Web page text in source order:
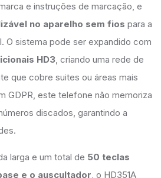
e instruções de marcação, e
no aparelho sem fios para a
O sistema pode ser expandido com
HD3, criando uma rede de
que cobre suites ou áreas mais
GDPR, este telefone não memoriza
discados, garantindo a
larga e um total de 50 teclas
e o auscultador, o HD351A